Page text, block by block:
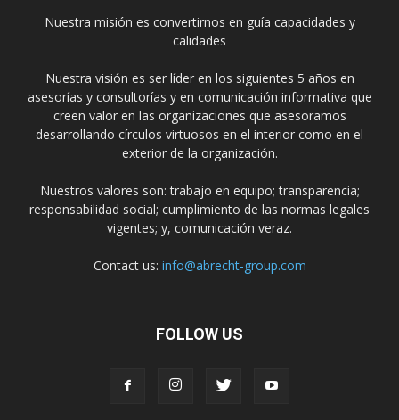
Nuestra misión es convertirnos en guía capacidades y
calidades
Nuestra visión es ser líder en los siguientes 5 años en
asesorías y consultorías y en comunicación informativa que
creen valor en las organizaciones que asesoramos
desarrollando círculos virtuosos en el interior como en el
exterior de la organización.
Nuestros valores son: trabajo en equipo; transparencia;
responsabilidad social; cumplimiento de las normas legales
vigentes; y, comunicación veraz.
Contact us: info@abrecht-group.com
FOLLOW US